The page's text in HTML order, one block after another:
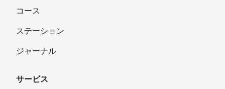
コース
ステーション
ジャーナル
サービス